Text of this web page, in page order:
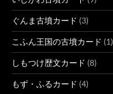
ぐんま古墳カード (3)
こふん王国の古墳カード (1)
しもつけ歴文カード (8)
もず・ふるカード (4)